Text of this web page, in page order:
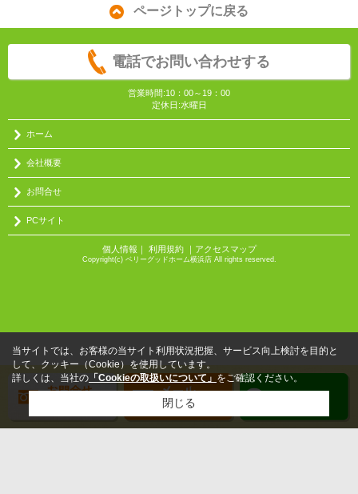
ページトップに戻る
電話でお問い合わせする
営業時間:10：00～19：00
定休日:水曜日
ホーム
会社概要
お問合せ
PCサイト
個人情報 ｜ 利用規約｜ アクセスマップ
Copyright(c) ベリーグッドホーム横浜店 All rights reserved.
当サイトでは、お客様の当サイト利用状況把握、サービス向上検討を目的と
して、クッキー（Cookie）を使用しています。
詳しくは、当社の 「Cookieの取扱いについて」 をご確認ください。
閉じる